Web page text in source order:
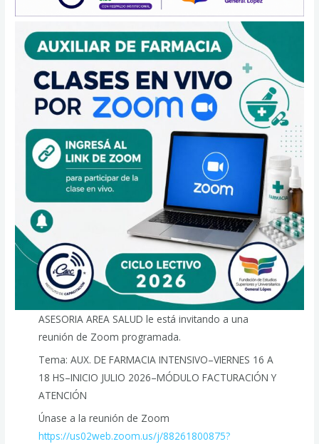
ASESORIA AREA SALUD le está invitando a una
reunión de Zoom programada.
Tema: AUX. DE FARMACIA INTENSIVO–VIERNES 16 A
18 HS–INICIO JULIO 2026–MÓDULO FACTURACIÓN Y
ATENCIÓN
Únase a la reunión de Zoom
https://us02web.zoom.us/j/88261800875?